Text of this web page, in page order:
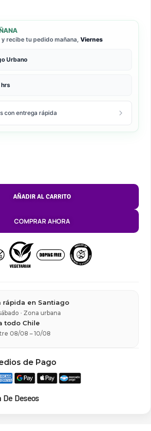
recibe tu pedido mañana, Viernes
Urbano
con entrega rápida
AÑADIR AL CARRITO
COMPRAR AHORA
rápida en Santiago
· Zona urbana
todo Chile
08/08 – 10/08
de Pago
Deseos